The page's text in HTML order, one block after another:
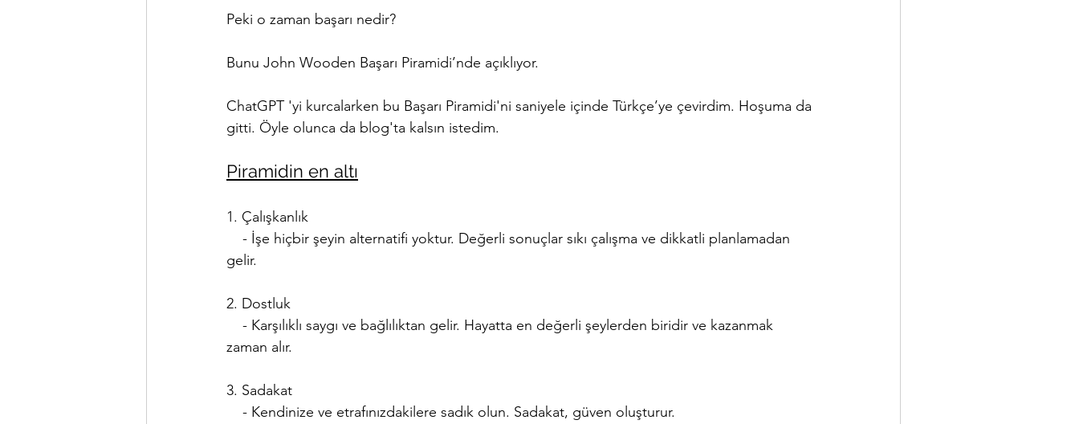
Peki o zaman başarı nedir?
Bunu John Wooden Başarı Piramidi’nde açıklıyor.
ChatGPT 'yi kurcalarken bu Başarı Piramidi'ni saniyele içinde Türkçe’ye çevirdim. Hoşuma da
gitti. Öyle olunca da blog'ta kalsın istedim.
Piramidin en altı
1. Çalışkanlık
gelir.
2. Dostluk
zaman alır.
3. Sadakat
    - Kendinize ve etrafınızdakilere sadık olun. Sadakat, güven oluşturur.